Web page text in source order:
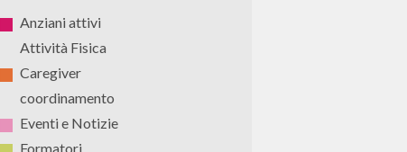
Anziani attivi
Attività Fisica
Caregiver
coordinamento
Eventi e Notizie
Formatori